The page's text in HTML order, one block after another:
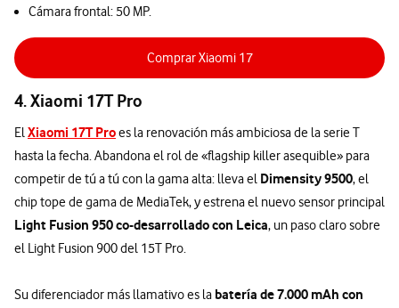
Cámara frontal: 50 MP.
Comprar Xiaomi 17
4. Xiaomi 17T Pro
ElXiaomi 17T Proes la renovación más ambiciosa de la serie T
hasta la fecha. Abandona el rol de «flagship killer asequible» para
competir de tú a tú con la gama alta: lleva el Dimensity 9500, el
chip tope de gama de MediaTek, y estrena el nuevo sensor principal
Light Fusion 950 co-desarrollado con Leica, un paso claro sobre
el Light Fusion 900 del 15T Pro.
Su diferenciador más llamativo es la batería de 7.000 mAh con